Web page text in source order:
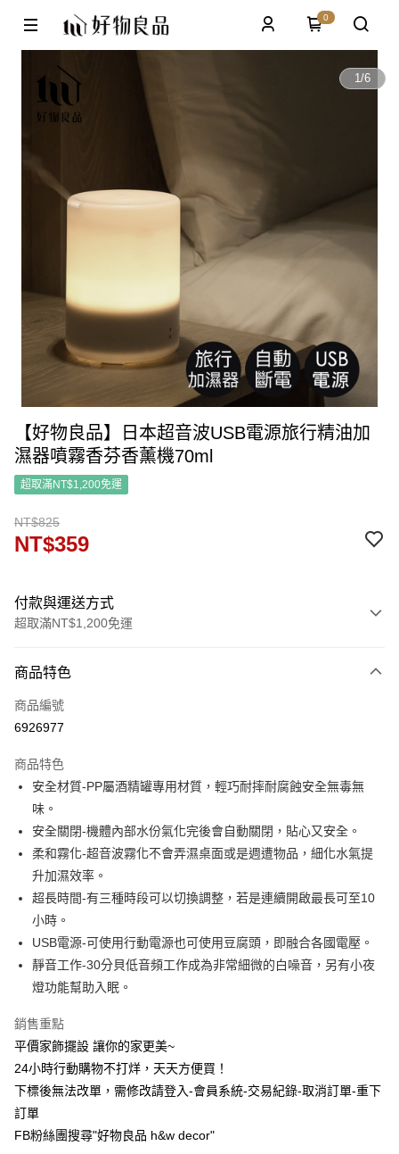
0
1/6
【好物良品】日本超音波USB電源旅行精油加
濕器噴霧香芬香薰機70ml
超取滿NT$1,200免運
NT$825
NT$359
付款與運送方式
超取滿NT$1,200免運
信用卡一次付款
信用卡分期付款
合作金庫商業銀行
華南商業銀行
彰化商業銀行
上海商業儲蓄銀行
國泰世華商業銀行
兆豐國際商業銀行
臺灣中小企業銀行
台中商業銀行
匯豐（台灣）商業銀行
聯邦商業銀行
元大商業銀行
永豐商業銀行
玉山商業銀行
台新國際商業銀行
中國信託商業銀行
台灣樂天信用卡公司
6 期 0 利率 每期
華南商業銀行
上海商業儲蓄銀行
台北富邦商業銀行
國泰世華商業銀行
兆豐國際商業銀行
臺灣中小企業銀行
匯豐（台灣）商業銀行
華泰商業銀行
聯邦商業銀行
元大商業銀行
玉山商業銀行
星展（台灣）商業銀行
台新國際商業銀行
中國信託商業銀行
台灣樂天信用卡公司
超商取貨付款
LINE Pay
Apple Pay
街口支付
悠遊付
全盈+PAY
相關說明
【關於「AFTEE先享後付」】
AFTEE先享後付是「在收到商品之後才付款」的支付方式。 讓您購物簡單
便利好安心！
１．簡單：不需註冊會員、不需綁卡、不需儲值。
２．便利：只要手機號碼，簡訊認證，即可結帳。
運送方式
全家取貨付款，消費滿 $1200 (含以上)免運費
商品特色
商品編號
6926977
商品特色
安全材質-PP屬酒精罐專用材質，輕巧耐摔耐腐蝕安全無毒無
味。
安全關閉-機體內部水份氣化完後會自動關閉，貼心又安全。
柔和霧化-超音波霧化不會弄濕桌面或是週遭物品，細化水氣提
升加濕效率。
超長時間-有三種時段可以切換調整，若是連續開啟最長可至10
小時。
USB電源-可使用行動電源也可使用豆腐頭，即融合各國電壓。
靜音工作-30分貝低音頻工作成為非常細微的白噪音，另有小夜
燈功能幫助入眠。
銷售重點
平價家飾擺設 讓你的家更美~
24小時行動購物不打烊，天天方便買！
下標後無法改單，需修改請登入-會員系統-交易紀錄-取消訂單-重下
訂單
FB粉絲團搜尋"好物良品 h&w decor"